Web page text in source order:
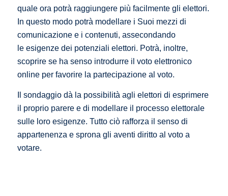
quale ora potrà raggiungere più facilmente gli elettori.
In questo modo potrà modellare i Suoi mezzi di
comunicazione e i contenuti, assecondando
le esigenze dei potenziali elettori. Potrà, inoltre,
scoprire se ha senso introdurre il voto elettronico
online per favorire la partecipazione al voto.
Il sondaggio dà la possibilità agli elettori di esprimere
il proprio parere e di modellare il processo elettorale
sulle loro esigenze. Tutto ciò rafforza il senso di
appartenenza e sprona gli aventi diritto al voto a
votare.